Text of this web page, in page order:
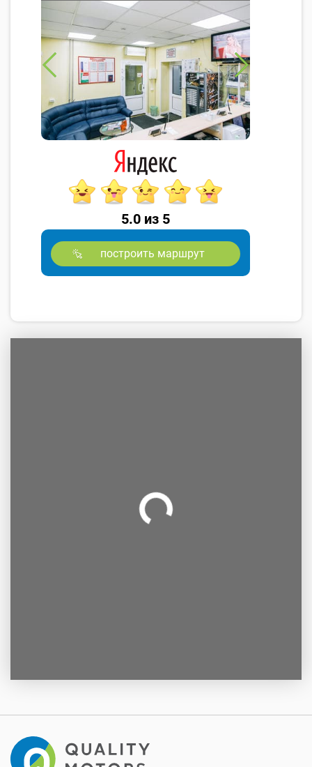
5.0 из 5
построить маршрут